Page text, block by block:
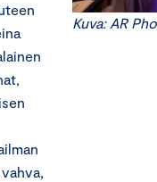
Kuva: AR